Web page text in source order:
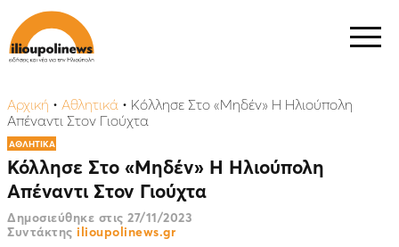
Αρχική • Αθλητικά • Κόλλησε Στο «Μηδέν» Η Ηλιούπολη
Απέναντι Στον Γιούχτα
ΑΘΛΗΤΙΚΑ
Κόλλησε Στο «Μηδέν» Η Ηλιούπολη
Απέναντι Στον Γιούχτα
Δημοσιεύθηκε στις 27/11/2023
Συντάκτης ilioupolinews.gr